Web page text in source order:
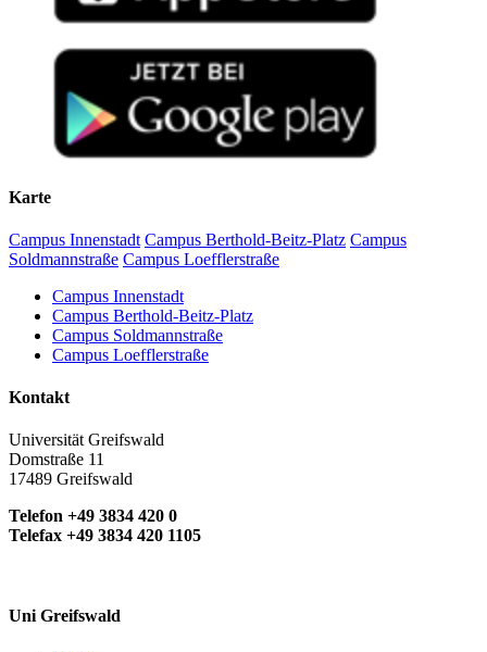
Karte
Campus Innenstadt Campus Berthold-Beitz-Platz Campus
Soldmannstraße Campus Loefflerstraße
Campus Innenstadt
Campus Berthold-Beitz-Platz
Campus Soldmannstraße
Campus Loefflerstraße
Kontakt
Universität Greifswald
Domstraße 11
17489 Greifswald
Telefon +49 3834 420 0
Telefax +49 3834 420 1105
Uni Greifswald